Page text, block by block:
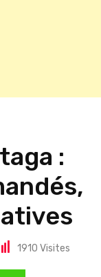
:
1910 Visites